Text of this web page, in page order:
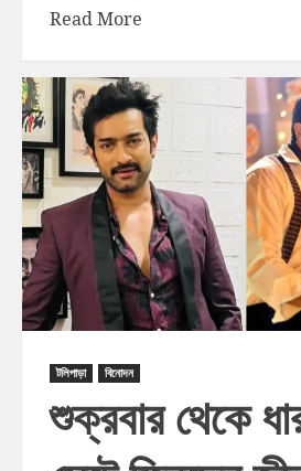
Read More
টলিপাড়া বিনোদন
শুক্রবার থেকে